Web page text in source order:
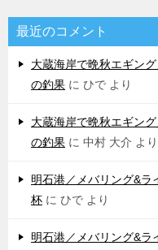
最近のコメント
大蔵海岸で晩秋エギン
の釣果 に ひで より
大蔵海岸で晩秋エギン
の釣果 に 中村 大介 より
明石港／メバリング&ラ
杯 に ひで より
明石港／メバリング&ラ